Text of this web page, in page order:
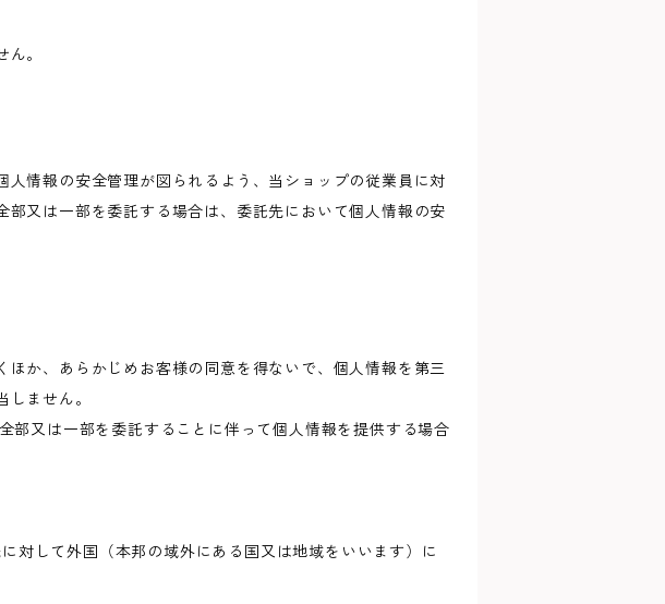
。
情報の安全管理が図られるよう、当ショップの従業員に対
又は一部を委託する場合は、委託先において個人情報の安
か、あらかじめお客様の同意を得ないで、個人情報を第三
ません。
部又は一部を委託することに伴って個人情報を提供する場合
対して外国（本邦の域外にある国又は地域をいいます）に